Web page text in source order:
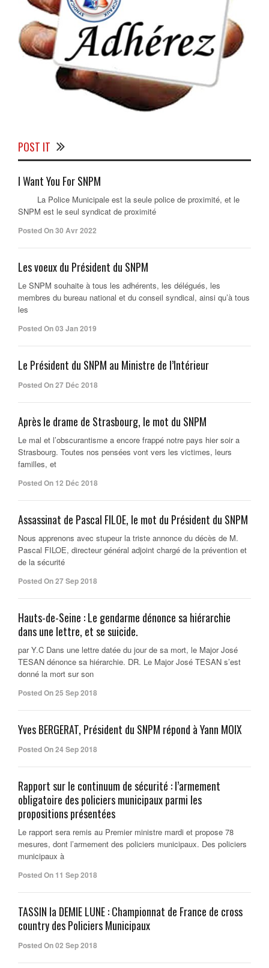
POST IT
I Want You For SNPM
La Police Municipale est la seule police de proximité, et le
SNPM est le seul syndicat de proximité
Posted On 30 Avr 2022
Les voeux du Président du SNPM
Le SNPM souhaite à tous les adhérents, les délégués, les
membres du bureau national et du conseil syndical, ainsi qu’à tous
les
Posted On 03 Jan 2019
Le Président du SNPM au Ministre de l’Intérieur
Posted On 27 Déc 2018
Après le drame de Strasbourg, le mot du SNPM
Le mal et l’obscurantisme a encore frappé notre pays hier soir a
Strasbourg. Toutes nos pensées vont vers les victimes, leurs
familles, et
Posted On 12 Déc 2018
Assassinat de Pascal FILOE, le mot du Président du SNPM
Nous apprenons avec stupeur la triste annonce du décès de M.
Pascal FILOE, directeur général adjoint chargé de la prévention et
de la sécurité
Posted On 27 Sep 2018
Hauts-de-Seine : Le gendarme dénonce sa hiérarchie
dans une lettre, et se suicide.
par Y.C Dans une lettre datée du jour de sa mort, le Major José
TESAN dénonce sa hiérarchie. DR. Le Major José TESAN s’est
donné la mort sur son
Posted On 25 Sep 2018
Yves BERGERAT, Président du SNPM répond à Yann MOIX
Posted On 24 Sep 2018
Rapport sur le continuum de sécurité : l’armement
obligatoire des policiers municipaux parmi les
propositions présentées
Le rapport sera remis au Premier ministre mardi et propose 78
mesures, dont l’armement des policiers municipaux. Des policiers
municipaux à
Posted On 11 Sep 2018
TASSIN la DEMIE LUNE : Championnat de France de cross
country des Policiers Municipaux
Posted On 02 Sep 2018